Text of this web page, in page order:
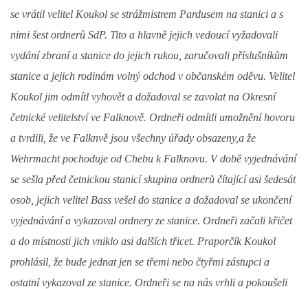
se vrátil velitel Koukol se strážmistrem Pardusem na stanici a s
nimi šest ordnerů SdP. Tito a hlavně jejich vedoucí vyžadovali
vydání zbraní a stanice do jejich rukou, zaručovali příslušníkům
stanice a jejich rodinám volný odchod v občanském oděvu. Velitel
Koukol jim odmítl vyhovět a dožadoval se zavolat na Okresní
četnické velitelství ve Falknově. Ordneři odmítli umožnění hovoru
a tvrdili, že ve Falknvě jsou všechny úřady obsazeny,a že
Wehrmacht pochoduje od Chebu k Falknovu. V době vyjednávání
se sešla před četnickou stanicí skupina ordnerů čítající asi šedesát
osob, jejich velitel Bass vešel do stanice a dožadoval se ukončení
vyjednávání a vykazoval ordnery ze stanice. Ordneři začali křičet
a do místnosti jich vniklo asi dalších třicet. Praporčík Koukol
prohlásil, že bude jednat jen se třemi nebo čtyřmi zástupci a
ostatní vykazoval ze stanice. Ordneři se na nás vrhli a pokoušeli